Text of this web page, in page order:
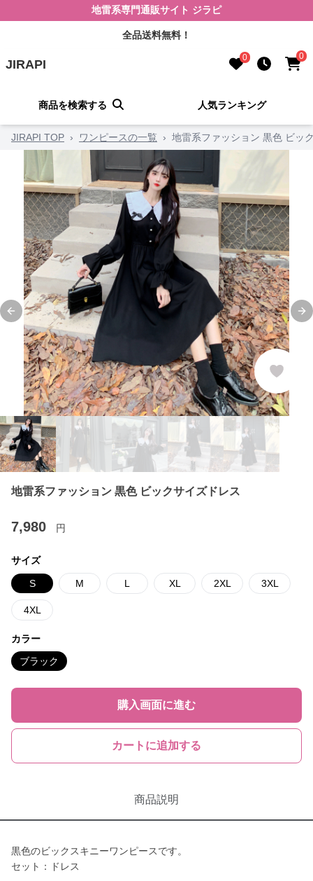
地雷系専門通販サイト ジラピ
全品送料無料！
JIRAPI 0 0
商品を検索する 人気ランキング
JIRAPI TOP › ワンピースの一覧 › 地雷系ファッション 黒色 ビッ
Previous slide
地雷系ファッション 黒色 ビックサイズドレス
7,980 円
サイズ
S M L XL 2XL 3XL
4XL
カラー
ブラック
購入画面に進む
カートに追加する
商品説明
黒色のビックスキニーワンピースです。
セット：ドレス